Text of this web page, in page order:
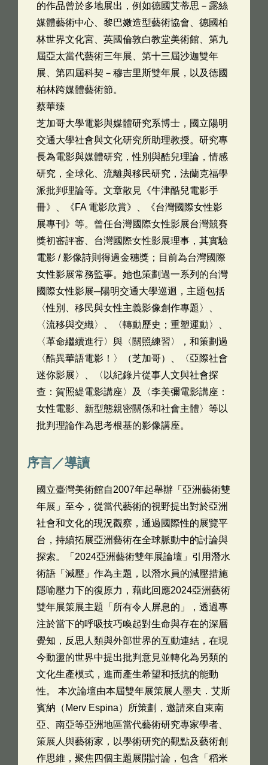
的作品曾於多地展出，例如德國艾蒂思－露絲
媒體藝術中心、黎巴嫩造型藝術協會、德國柏
林世界文化宮、英國倫敦白教堂美術館、第九
屆亞太當代藝術三年展、第十三屆沙迦雙年
展、第四屆科契－穆吉里斯雙年展，以及德國
柏林跨媒體藝術節。
蔡華臻
芝加哥大學電影與媒體研究系博士，國立陽明
交通大學社會與文化研究所助理教授。研究專
長為電影與媒體研究，性別與酷兒理論，情感
研究，全球化、流離與移民研究，法蘭克福學
派批判理論等。文章散見《牛津酷兒電影手
冊》、《FA 電影欣賞》、《台灣國際女性影
展專刊》等。曾任台灣國際女性影展台灣競賽
獎初審評審、台灣國際女性影展理事，其實驗
電影 / 影像詩則得過金穗獎；目前為台灣國際
女性影展常務監事。她也策劃過一系列的台灣
國際女性影展─陽明交通大學巡迴，主題包括
〈性別、移民與女性主義影像創作專題〉、
〈流移與交織〉、〈轉動歷史；重塑運動〉、
〈革命繼續進行〉與〈關照練習〉，和策劃過
〈酷異華語電影！〉（芝加哥）、〈亞際社會
迷你影展〉、〈以紀錄片從事人文與社會探
查：賀照緹電影講座〉及〈李美彌電影講座：
女性電影、新型態親密關係和社會主體〉等以
批判理論作為思考根基的影像講座。
序言／導讀
國立臺灣美術館自2007年起舉辦「亞洲藝術雙
年展」至今，從當代藝術的視野提出對於亞洲
社會和文化的現況觀察，通過國際性的展覽平
台，持續拓展亞洲藝術在全球脈動中的討論與
探索。「2024亞洲藝術雙年展論壇」引用潛水
術語「減壓」作為主題，以潛水員的減壓措施
隱喻壓力下的復原力，藉此回應2024亞洲藝術
雙年展策展主題「所有令人屏息的」，透過專
注於當下的呼吸技巧喚起對生命與存在的深層
覺知，反思人類與外部世界的互動連結，在現
今動盪的世界中提出批判意見並轉化為另類的
文化生產模式，進而產生希望和抵抗的能動
性。 本次論壇由本屆雙年展策展人墨夫．艾斯
賓納（Merv Espina）所策劃，邀請來自東南
亞、南亞等亞洲地區當代藝術研究專家學者、
策展人與藝術家，以學術研究的觀點及藝術創
作思維，聚焦四個主題展開討論，包含「稻米